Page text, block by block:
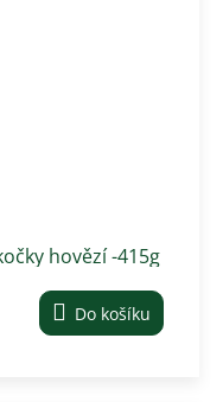
hovězí -415g
Do košíku